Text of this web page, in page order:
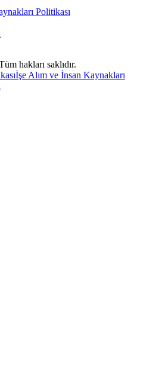
Politikası
hakları saklıdır.
İşe Alım ve İnsan Kaynakları